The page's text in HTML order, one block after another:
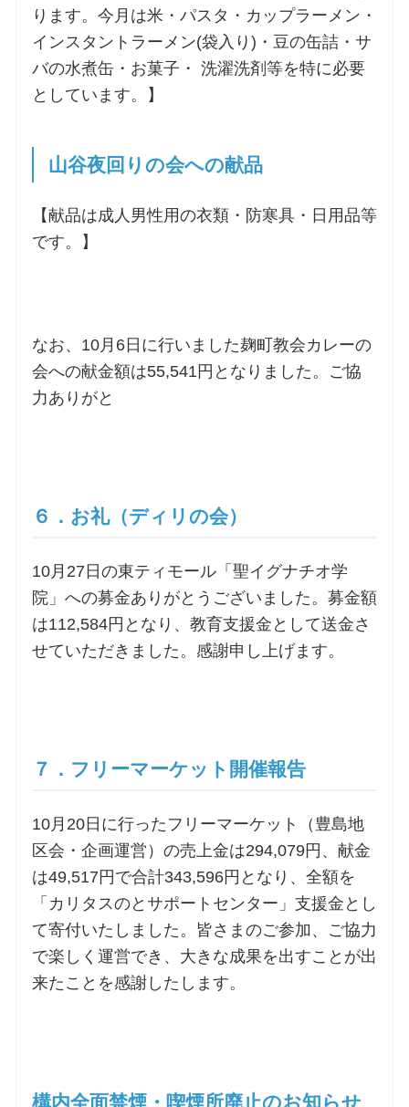
ります。今月は米・パスタ・カップラーメン・
インスタントラーメン(袋入り)・豆の缶詰・サ
バの水煮缶・お菓子・ 洗濯洗剤等を特に必要
としています。】
山谷夜回りの会への献品
【献品は成人男性用の衣類・防寒具・日用品等
です。】
なお、10月6日に行いました麹町教会カレーの
会への献金額は55,541円となりました。ご協
力ありがと
６．お礼（ディリの会）
10月27日の東ティモール「聖イグナチオ学
院」への募金ありがとうございました。募金額
は112,584円となり、教育支援金として送金さ
せていただきました。感謝申し上げます。
７．フリーマーケット開催報告
10月20日に行ったフリーマーケット（豊島地
区会・企画運営）の売上金は294,079円、献金
は49,517円で合計343,596円となり、全額を
「カリタスのとサポートセンター」支援金とし
て寄付いたしました。皆さまのご参加、ご協力
で楽しく運営でき、大きな成果を出すことが出
来たことを感謝したします。
構内全面禁煙・喫煙所廃止のお知らせ